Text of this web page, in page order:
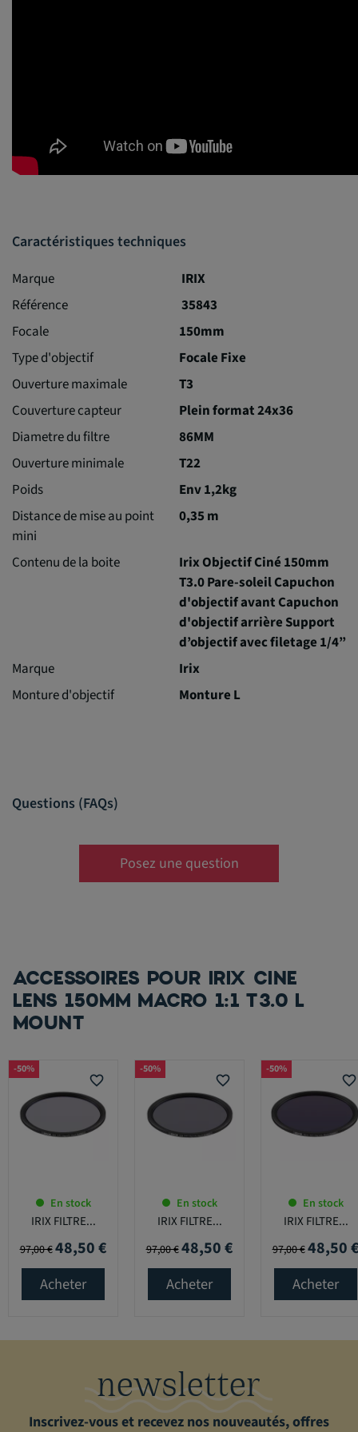
Caractéristiques techniques
Marque
IRIX
Référence
35843
Focale
150mm
Type d'objectif
Focale Fixe
Ouverture maximale
T3
Couverture capteur
Plein format 24x36
Diametre du filtre
86MM
Ouverture minimale
T22
Poids
Env 1,2kg
Distance de mise au point
mini
0,35 m
Contenu de la boite
Irix Objectif Ciné 150mm
T3.0 Pare-soleil Capuchon
d'objectif avant Capuchon
d'objectif arrière Support
d’objectif avec filetage 1/4”
Marque
Irix
Monture d'objectif
Monture L
Questions (FAQs)
Posez une question
ACCESSOIRES POUR IRIX CINE
LENS 150MM MACRO 1:1 T3.0 L
MOUNT
favorite_border
En stock
IRIX FILTRE...
Prix de base
97,00 €Prix
48,50 €
Acheter
-50%
favorite_border
En stock
IRIX FILTRE...
Prix de base
97,00 €Prix
48,50 €
Acheter
-50%
favorite_border
En stock
IRIX FILTRE...
Prix de base
97,00 €Prix
48,50
Acheter
-50%
newsletter
Inscrivez-vous et recevez nos nouveautés, offres